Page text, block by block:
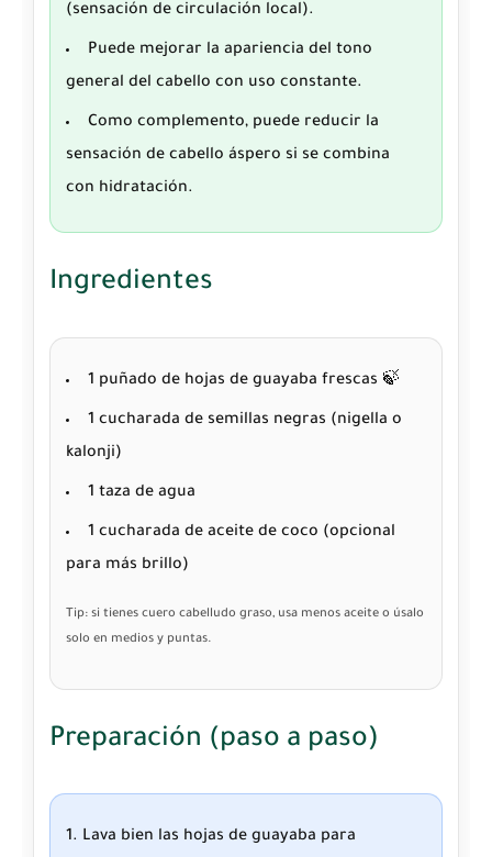
(sensación de circulación local).
Puede mejorar la apariencia del tono
general del cabello con uso constante.
Como complemento, puede reducir la
sensación de cabello áspero si se combina
con hidratación.
Ingredientes
1 puñado de hojas de guayaba frescas 🍃
1 cucharada de semillas negras (nigella o
kalonji)
1 taza de agua
1 cucharada de aceite de coco (opcional
para más brillo)
Tip: si tienes cuero cabelludo graso, usa menos aceite o úsalo
solo en medios y puntas.
Preparación (paso a paso)
Lava bien las hojas de guayaba para